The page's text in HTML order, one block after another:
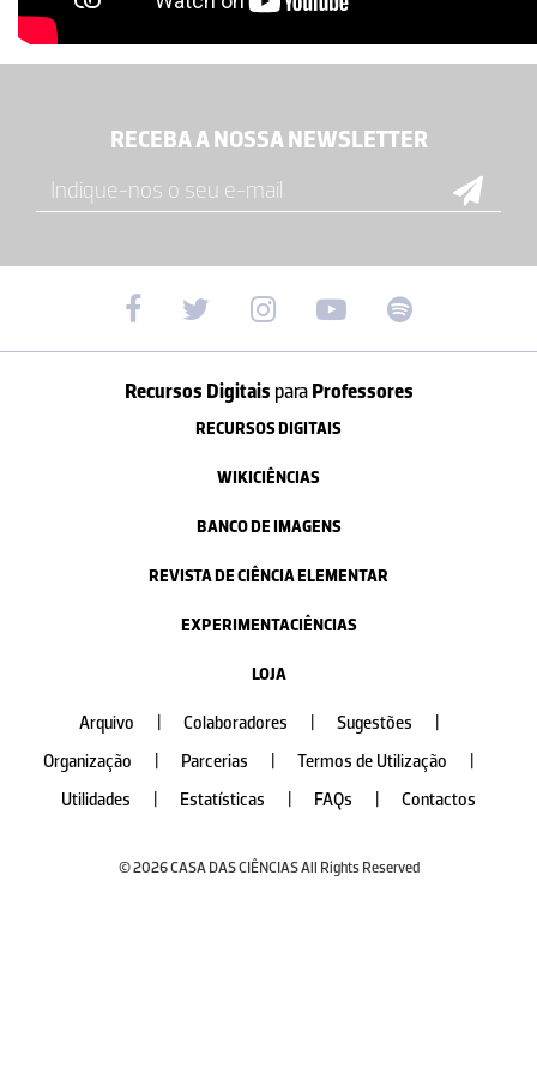
RECEBA A NOSSA NEWSLETTER
Recursos Digitais paraProfessores
RECURSOS DIGITAIS
WIKICIÊNCIAS
BANCO DE IMAGENS
REVISTA DE CIÊNCIA ELEMENTAR
EXPERIMENTACIÊNCIAS
LOJA
Arquivo Colaboradores Sugestões
Organização
Parcerias Termos de Utilização
Utilidades
Estatísticas FAQs Contactos
© 2026 CASA DAS CIÊNCIAS All Rights Reserved